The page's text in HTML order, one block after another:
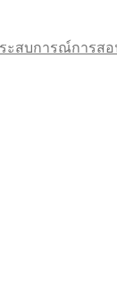
บการณ์การสอ